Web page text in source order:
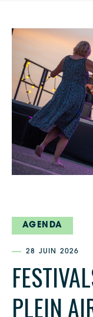
AGENDA
28 JUIN 2026
PLEIN